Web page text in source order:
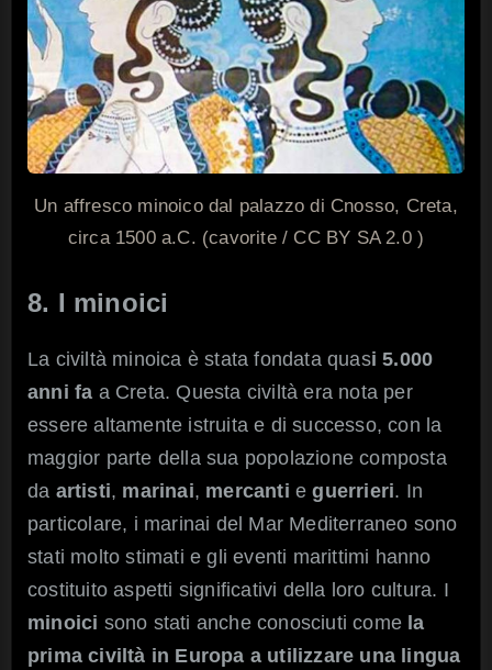
Un affresco minoico dal palazzo di Cnosso, Creta,
circa 1500 a.C. (cavorite / CC BY SA 2.0 )
8. I minoici
La civiltà minoica è stata fondata quasi 5.000
anni fa a Creta. Questa civiltà era nota per
essere altamente istruita e di successo, con la
maggior parte della sua popolazione composta
da artisti, marinai, mercanti eguerrieri. In
particolare, i marinai del Mar Mediterraneo sono
stati molto stimati e gli eventi marittimi hanno
costituito aspetti significativi della loro cultura. I
minoici sono stati anche conosciuti come la
prima civiltà in Europa a utilizzare una lingua